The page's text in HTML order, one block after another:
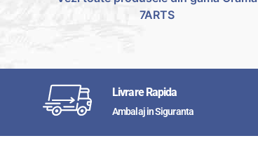
7ARTS
Livrare Rapida
Ambalaj in Siguranta